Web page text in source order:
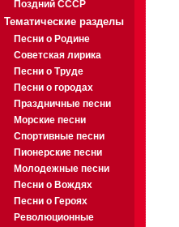
Поздний СССР
Тематические разделы
Песни о Родине
Советская лирика
Песни о Труде
Песни о городах
Праздничные песни
Морские песни
Спортивные песни
Пионерские песни
Молодежные песни
Песни о Вождях
Песни о Героях
Революционные